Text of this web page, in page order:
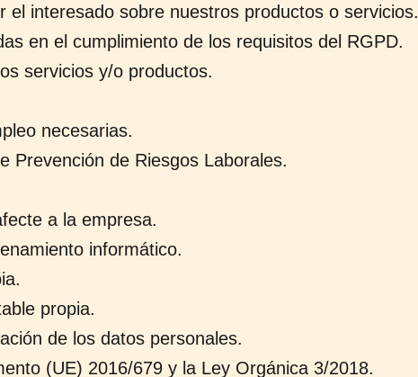
interesado sobre nuestros productos o servicios.
en el cumplimiento de los requisitos del RGPD.
servicios y/o productos.
necesarias.
Prevención de Riesgos Laborales.
a la empresa.
informático.
propia.
de los datos personales.
(UE) 2016/679 y la Ley Orgánica 3/2018.